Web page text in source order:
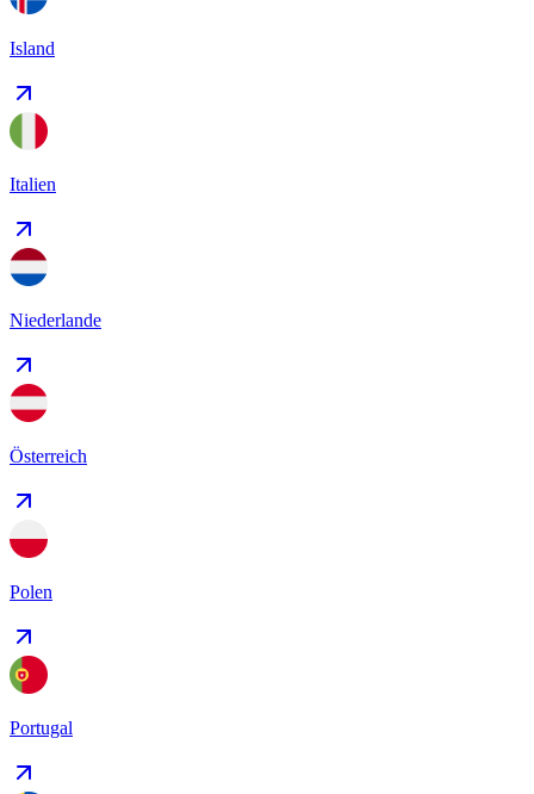
Island
Italien
Niederlande
Österreich
Polen
Portugal